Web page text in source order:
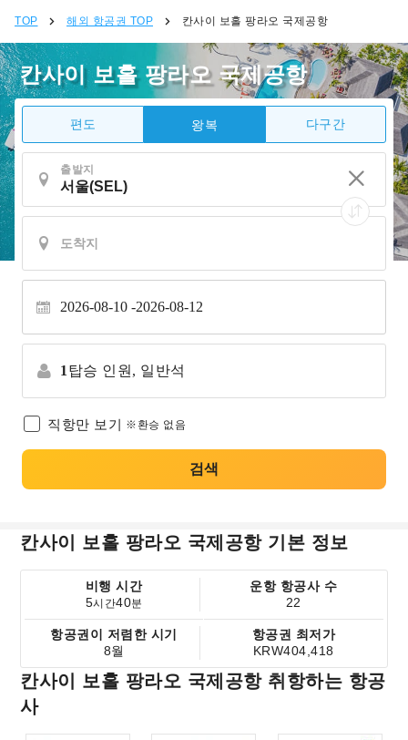
TOP 해외 항공권 TOP 칸사이 보홀 팡라오 국제공항
칸사이 보홀 팡라오 국제공항
편도 왕복 다구간
출발지
2026-08-10 2026-08-12
1 탑승 인원, 일반석
직항만 보기 ※환승 없음
검색
칸사이 보홀 팡라오 국제공항 기본 정보
비행 시간
5시간40분
운항 항공사 수
22
항공권이 저렴한 시기
8월
항공권 최저가
KRW404,418
칸사이 보홀 팡라오 국제공항 취항하는 항공
사